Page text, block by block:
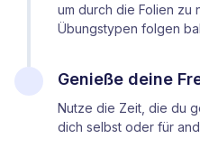
um durch die Folien zu
Übungstypen folgen
Genieße deine
Nutze die Zeit, die du
dich selbst oder für